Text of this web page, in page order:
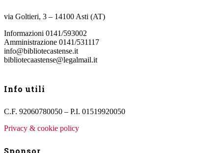
via Goltieri, 3 – 14100 Asti (AT)
Informazioni 0141/593002
Amministrazione 0141/531117
info@bibliotecastense.it
bibliotecaastense@legalmail.it
Info utili
C.F. 92060780050 – P.I. 01519920050
Privacy & cookie policy
Sponsor